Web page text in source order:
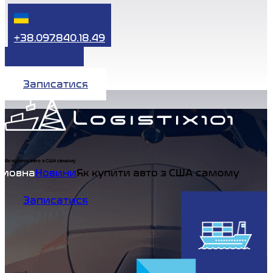
+38.097.840.18.49
Записатися
Записатися
Як купити авто з США самому
HomeНовиниЯк купити авто з США самому